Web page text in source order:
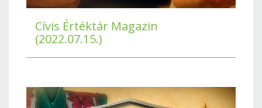
Cívis Értéktár Magazin
(2022.07.15.)